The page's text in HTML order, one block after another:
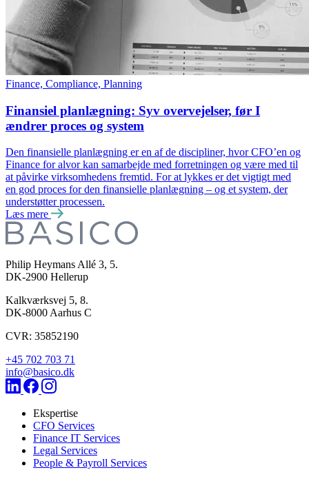
Finance, Compliance, Planning
Finansiel planlægning: Syv overvejelser, før I
ændrer proces og system
Den finansielle planlægning er en af de discipliner, hvor CFO’en og
Finance for alvor kan samarbejde med forretningen og være med til
at påvirke virksomhedens fremtid. For at lykkes er det vigtigt med
en god proces for den finansielle planlægning – og et system, der
understøtter processen.
Læs mere
Philip Heymans Allé 3, 5.
DK-2900 Hellerup
Kalkværksvej 5, 8.
DK-8000 Aarhus C
CVR: 35852190
+45 702 703 71
info@basico.dk
Ekspertise
CFO Services
Finance IT Services
Legal Services
People & Payroll Services